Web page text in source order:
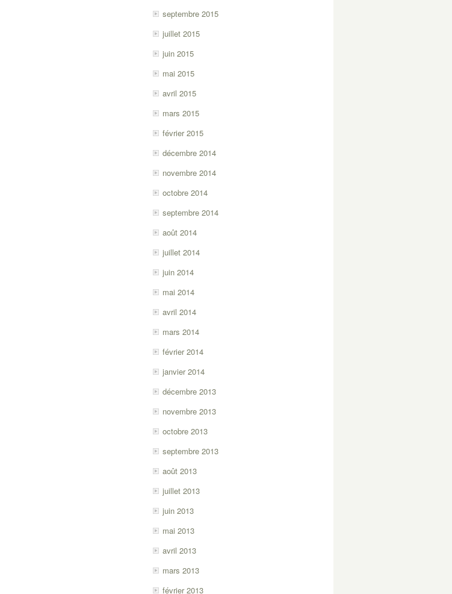
septembre 2015
juillet 2015
juin 2015
mai 2015
avril 2015
mars 2015
février 2015
décembre 2014
novembre 2014
octobre 2014
septembre 2014
août 2014
juillet 2014
juin 2014
mai 2014
avril 2014
mars 2014
février 2014
janvier 2014
décembre 2013
novembre 2013
octobre 2013
septembre 2013
août 2013
juillet 2013
juin 2013
mai 2013
avril 2013
mars 2013
février 2013